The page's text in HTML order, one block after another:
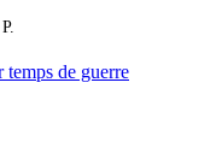
de guerre